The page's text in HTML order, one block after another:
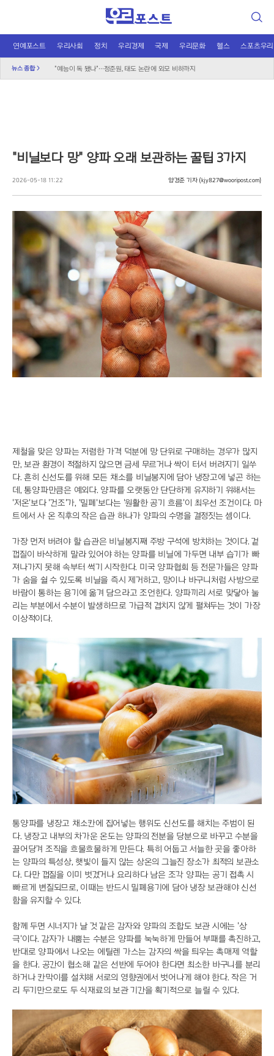
검
색
연예포스트 우리사회 정치 우리경제 국제 우리문화 헬스 스포츠우리
뉴스 종합 >
"예능이 독 됐나"…정준원, 태도 논란에 외모 비하까지
국민의힘, 선관위 직무대행 '특검 1호 수사' 촉구
루프탑 풀서 즐기는 라면, L7 홍대 이색 협업
달에 부딪힌 스페이스X, 과학적 통찰 얻나?
2차 대전 이후 최대 작전? 영국 '요새 작전' 논란
트럼프의 중동 평화 로드맵, 네타냐후가 걷어찬 이유
AI 시대의 예술, 안상수가 제안하는 몸의 감각
질투와 파멸의 기타 리프, 고전 비극 록으로 부활
7500장 타일의 마법, 전혁림미술관이 된 생가터
스파이더맨 흥행 돌풍, '망각'이 던진 경고
단것만 찾는 당신, 혈당 불균형이 원인일 수도
내 몸 망치는 만성염증, 항염 식품 5가지로 해결
유격수 고민 끝낸 KIA, 하주석이 살렸다
파도 파도 괴담, 문진희 전 위원장 전면 수사 불가피
장가현, 현영 연기에 돌직구 "속에 악 없어"
"비닐보다 망" 양파 오래 보관하는 꿀팁 3가지
2026-05-18 11:22 양경준 기자 (kjy827@wooripost.com)
제철을 맞은 양파는 저렴한 가격 덕분에 망 단위로 구매하는 경우가 많지
만, 보관 환경이 적절하지 않으면 금세 무르거나 싹이 터서 버려지기 일쑤
다. 흔히 신선도를 위해 모든 채소를 비닐봉지에 담아 냉장고에 넣곤 하는
데, 통양파만큼은 예외다. 양파를 오랫동안 단단하게 유지하기 위해서는
'저온'보다 '건조'가, '밀폐'보다는 '원활한 공기 흐름'이 최우선 조건이다. 마
트에서 사 온 직후의 작은 습관 하나가 양파의 수명을 결정짓는 셈이다.
가장 먼저 버려야 할 습관은 비닐봉지째 주방 구석에 방치하는 것이다. 겉
껍질이 바삭하게 말라 있어야 하는 양파를 비닐에 가두면 내부 습기가 빠
져나가지 못해 속부터 썩기 시작한다. 미국 양파협회 등 전문가들은 양파
가 숨을 쉴 수 있도록 비닐을 즉시 제거하고, 망이나 바구니처럼 사방으로
바람이 통하는 용기에 옮겨 담으라고 조언한다. 양파끼리 서로 맞닿아 눌
리는 부분에서 수분이 발생하므로 가급적 겹치지 않게 펼쳐두는 것이 가장
이상적이다.
통양파를 냉장고 채소칸에 집어넣는 행위도 신선도를 해치는 주범이 된
다. 냉장고 내부의 차가운 온도는 양파의 전분을 당분으로 바꾸고 수분을
끌어당겨 조직을 흐물흐물하게 만든다. 특히 어둡고 서늘한 곳을 좋아하
는 양파의 특성상, 햇빛이 들지 않는 상온의 그늘진 장소가 최적의 보관소
다. 다만 껍질을 이미 벗겼거나 요리하다 남은 조각 양파는 공기 접촉 시
빠르게 변질되므로, 이때는 반드시 밀폐용기에 담아 냉장 보관해야 신선
함을 유지할 수 있다.
함께 두면 시너지가 날 것 같은 감자와 양파의 조합도 보관 시에는 '상
극'이다. 감자가 내뿜는 수분은 양파를 눅눅하게 만들어 부패를 촉진하고,
반대로 양파에서 나오는 에틸렌 가스는 감자의 싹을 틔우는 촉매제 역할
을 한다. 공간이 협소해 같은 선반에 두어야 한다면 최소한 바구니를 분리
하거나 칸막이를 설치해 서로의 영향권에서 벗어나게 해야 한다. 작은 거
리 두기만으로도 두 식재료의 보관 기간을 획기적으로 늘릴 수 있다.